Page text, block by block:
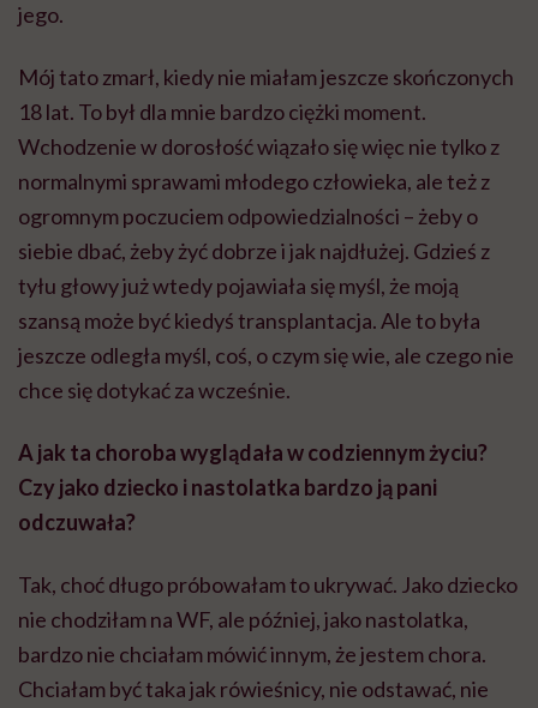
jego.
Mój tato zmarł, kiedy nie miałam jeszcze skończonych
18 lat. To był dla mnie bardzo ciężki moment.
Wchodzenie w dorosłość wiązało się więc nie tylko z
normalnymi sprawami młodego człowieka, ale też z
ogromnym poczuciem odpowiedzialności – żeby o
siebie dbać, żeby żyć dobrze i jak najdłużej. Gdzieś z
tyłu głowy już wtedy pojawiała się myśl, że moją
szansą może być kiedyś transplantacja. Ale to była
jeszcze odległa myśl, coś, o czym się wie, ale czego nie
chce się dotykać za wcześnie.
A jak ta choroba wyglądała w codziennym życiu?
Czy jako dziecko i nastolatka bardzo ją pani
odczuwała?
Tak, choć długo próbowałam to ukrywać. Jako dziecko
nie chodziłam na WF, ale później, jako nastolatka,
bardzo nie chciałam mówić innym, że jestem chora.
Chciałam być taka jak rówieśnicy, nie odstawać, nie